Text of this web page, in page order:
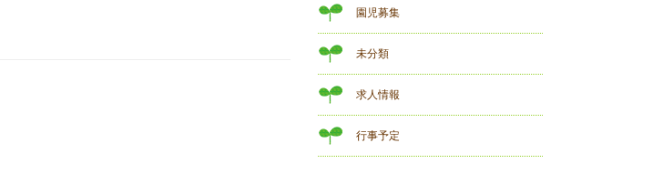
園児募集
未分類
求人情報
行事予定